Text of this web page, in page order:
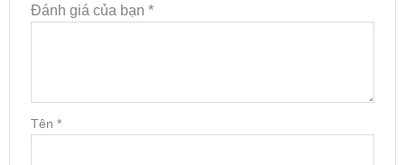
Đánh giá của bạn *
Tên *